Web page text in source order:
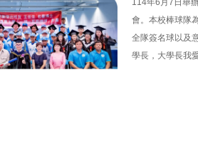
114年6月7日舉
會。本校棒球隊
全隊簽名球以及
學長，大學長我